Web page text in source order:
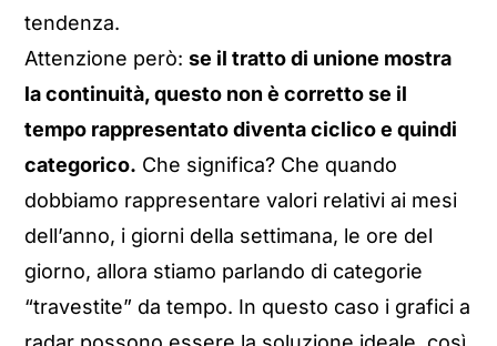
tendenza.
Attenzione però:se il tratto di unione mostra
la continuità, questo non è corretto se il
tempo rappresentato diventa ciclico e quindi
categorico. Che significa? Che quando
dobbiamo rappresentare valori relativi ai mesi
dell’anno, i giorni della settimana, le ore del
giorno, allora stiamo parlando di categorie
“travestite” da tempo. In questo caso i grafici a